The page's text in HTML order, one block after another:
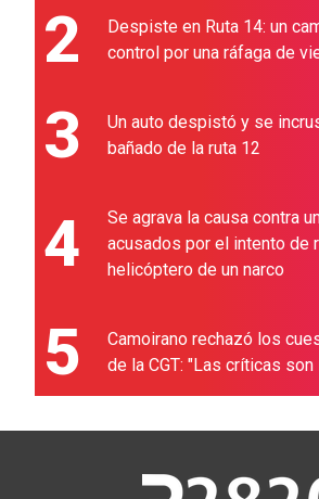
2
Despiste en Ruta 14: un
control por una ráfaga de
3
Un auto despistó y se
bañado de la ruta 12
4
Se agrava la causa contra
acusados por el intento de
helicóptero de un narco
5
Camoirano rechazó los
de la CGT: "Las críticas